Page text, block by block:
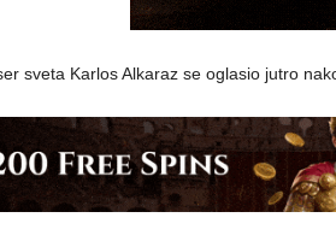
sveta Karlos Alkaraz se oglasio jutro